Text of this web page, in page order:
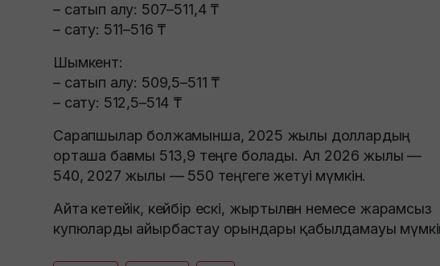
– сатып алу: 507–511,4 ₸
– сату: 511–516 ₸
Шымкент:
– сатып алу: 509,5–511 ₸
– сату: 512,5–514 ₸
Сарапшылар болжамынша, 2025 жылы доллардың
орташа бағамы 513,9 теңге болады. Ал 2026 жылы —
540, 2027 жылы — 550 теңгеге жетуі мүмкін.
Айта кетейік, кейбір ескі, жыртылған немесе жарамсыз
купюларды айырбастау орындары қабылдамауы